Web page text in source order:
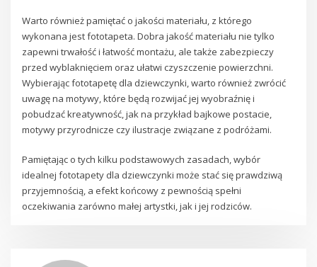
Warto również pamiętać o jakości materiału, z którego
wykonana jest fototapeta. Dobra jakość materiału nie tylko
zapewni trwałość i łatwość montażu, ale także zabezpieczy
przed wyblaknięciem oraz ułatwi czyszczenie powierzchni.
Wybierając fototapetę dla dziewczynki, warto również zwrócić
uwagę na motywy, które będą rozwijać jej wyobraźnię i
pobudzać kreatywność, jak na przykład bajkowe postacie,
motywy przyrodnicze czy ilustracje związane z podróżami.
Pamiętając o tych kilku podstawowych zasadach, wybór
idealnej fototapety dla dziewczynki może stać się prawdziwą
przyjemnością, a efekt końcowy z pewnością spełni
oczekiwania zarówno małej artystki, jak i jej rodziców.